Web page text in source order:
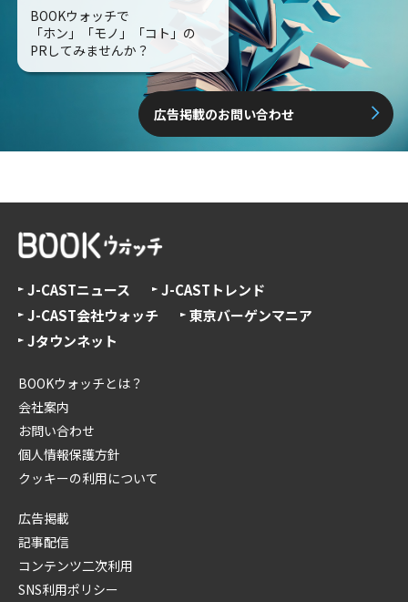
BOOKウォッチで
「ホン」「モノ」「コト」の
PRしてみませんか？
広告掲載のお問い合わせ
J-CASTニュース
J-CASTトレンド
J-CAST会社ウォッチ
東京バーゲンマニア
Jタウンネット
BOOKウォッチとは？
会社案内
お問い合わせ
個人情報保護方針
クッキーの利用について
広告掲載
記事配信
コンテンツ二次利用
SNS利用ポリシー